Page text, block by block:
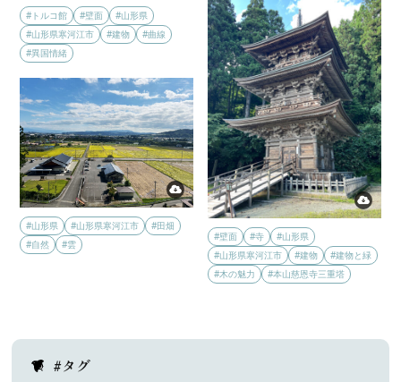
#トルコ館 #壁面
#山形県
#山形県寒河江市
#建物
#曲線
#異国情緒
#壁面 #寺
#山形県
#山形県寒河江市
#建物
#建物と緑
#木の魅力
#本山慈恩寺三重塔
#山形県 #山形県寒河江市
#田畑
#自然
#雲
#タグ